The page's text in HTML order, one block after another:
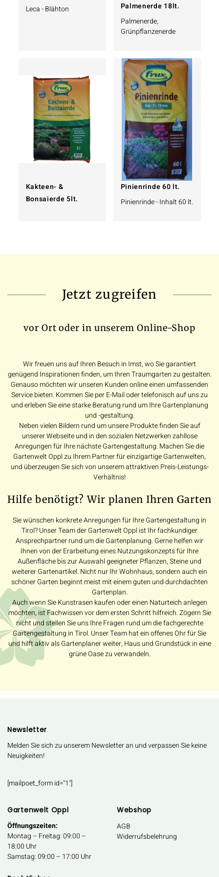
Leca - Blähton
Palmenerde 18lt.
Palmenerde,
Grünpflanzenerde
Kakteen- &
Bonsaierde 5lt.
Pinienrinde 60 lt.
Pinienrinde - Inhalt 60 lt.
Jetzt zugreifen
vor Ort oder in unserem Online-Shop
Wir freuen uns auf Ihren Besuch in Imst, wo Sie garantiert
genügend Inspirationen finden, um Ihren Traumgarten zu gestalten.
Genauso möchten wir unseren Kunden online einen umfassenden
Service bieten. Kommen Sie per E-Mail oder telefonisch auf uns zu
und erleben Sie eine starke Beratung rund um Ihre Gartenplanung
und -gestaltung.
Neben vielen Bildern rund um unsere Produkte finden Sie auf
unserer Webseite und in den sozialen Netzwerken zahllose
Anregungen für Ihre nächste Gartengestaltung. Machen Sie die
Gartenwelt Oppl zu Ihrem Partner für einzigartige Gartenwelten,
und überzeugen Sie sich von unserem attraktiven Preis-Leistungs-
Verhältnis!
Hilfe benötigt? Wir planen Ihren Garten
Sie wünschen konkrete Anregungen für Ihre Gartengestaltung in
Tirol? Unser Team der Gartenwelt Oppl ist Ihr fachkundiger
Ansprechpartner rund um die Gartenplanung. Gerne helfen wir
Ihnen von der Erarbeitung eines Nutzungskonzepts für Ihre
Außenfläche bis zur Auswahl geeigneter Pflanzen, Steine und
weiterer Gartenartikel. Nicht nur Ihr Wohnhaus, sondern auch ein
schöner Garten beginnt meist mit einem guten und durchdachten
Gartenplan.
Auch wenn Sie Kunstrasen kaufen oder einen Naturteich anlegen
möchten, ist Fachwissen vor dem ersten Schritt hilfreich. Zögern Sie
nicht und stellen Sie uns Ihre Fragen rund um die fachgerechte
Gartengestaltung in Tirol. Unser Team hat ein offenes Ohr für Sie
und hilft aktiv als Gartenplaner weiter, Haus und Grundstück in eine
grüne Oase zu verwandeln.
Newsletter
Melden Sie sich zu unserem Newsletter an und verpassen Sie keine
Neuigkeiten!
[mailpoet_form id="1"]
Gartenwelt Oppl
Öffnungszeiten:
Montag – Freitag: 09:00 –
18:00 Uhr
Samstag: 09:00 – 17:00 Uhr
Webshop
AGB
Widerrufsbelehrung